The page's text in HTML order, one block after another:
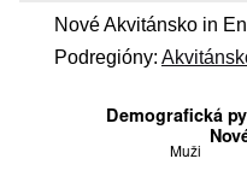
Nové Akvitánsko in
Podregióny: